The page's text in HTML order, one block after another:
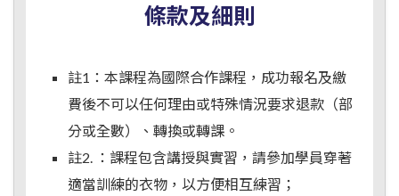
條款及細則
註1：本課程為國際合作課程，成功報名及繳
費後不可以任何理由或特殊情況要求退款（部
分或全數）、轉換或轉課。
註2. ：課程包含講授與實習，請參加學員穿著
適當訓練的衣物，以方便相互練習；